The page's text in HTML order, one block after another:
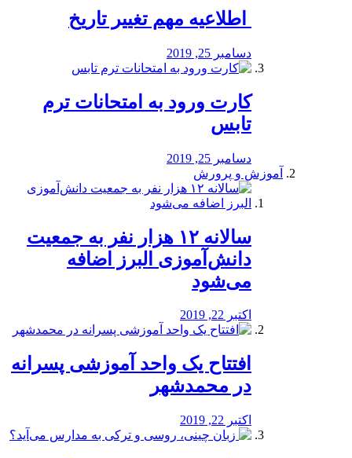
️ اطلاعیه مهم تغییر تاریخ
دسامبر 25, 2019
کارت ورود به امتحانات ترم
تابس
دسامبر 25, 2019
آموزش و پرورش
️سالانه ۱۲ هزار نفر به جمعیت
دانش‌آموزی البرز اضافه
می‌شود
اکتبر 22, 2019
افتتاح یک واحد آموزشی پسرانه
در محمدشهر
اکتبر 22, 2019